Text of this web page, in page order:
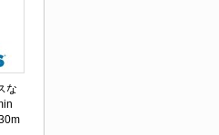
な